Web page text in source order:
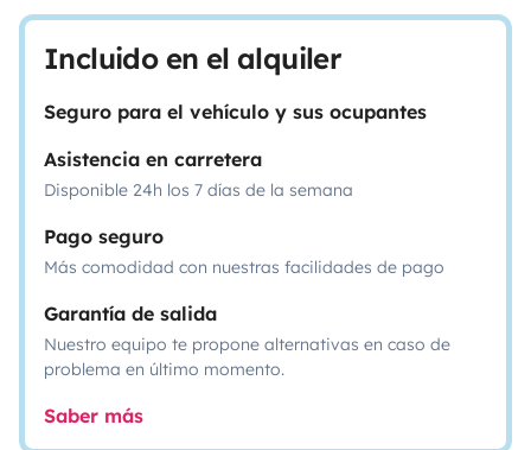
Incluido en el alquiler
Seguro para el vehículo y sus ocupantes
Asistencia en carretera
Disponible 24h los 7 días de la semana
Pago seguro
Más comodidad con nuestras facilidades de pago
Garantía de salida
Nuestro equipo te propone alternativas en caso de
problema en último momento.
Saber más